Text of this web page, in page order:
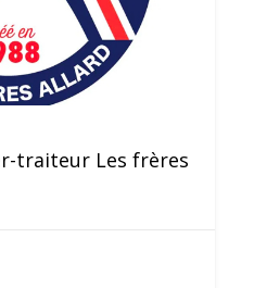
traiteur Les frères